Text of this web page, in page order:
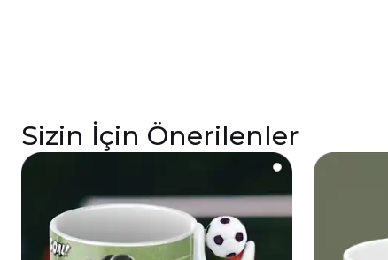
Sizin İçin Önerilenler